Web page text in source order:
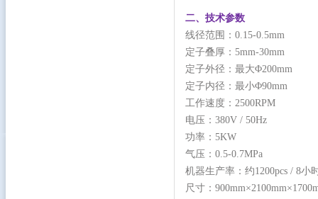
二、技术参数
线径范围：0.15-0.5mm
定子叠厚：5mm-30mm
定子外径：最大Φ200mm
定子内径：最小Φ90mm
工作速度：2500RPM
电压：380V / 50Hz
功率：5KW
气压：0.5-0.7MPa
机器生产率：约1200pcs / 8小
尺寸：